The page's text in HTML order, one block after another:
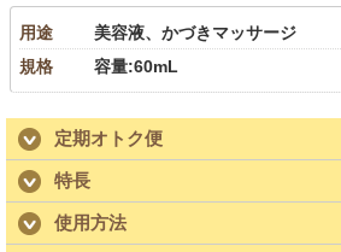
用途
美容液、かづきマッサージ
規格
容量:60mL
定期オトク便
特長
使用方法